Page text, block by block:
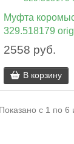
Муфта
329.518179
2558 руб.
В корзину
Показано с 1 по 6